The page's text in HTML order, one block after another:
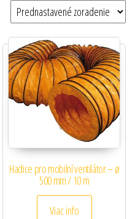
Hadice pro mobilní ventilátor – ø
500 mm / 10 m
Viac info